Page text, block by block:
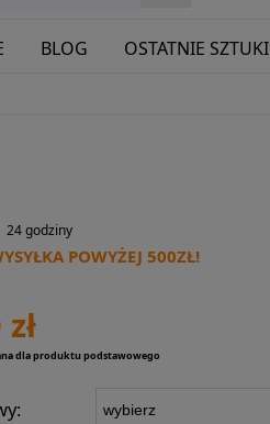
BLOG OSTATNIE SZTUKI
24 godziny
POWYŻEJ 500ZŁ!
dla produktu podstawowego